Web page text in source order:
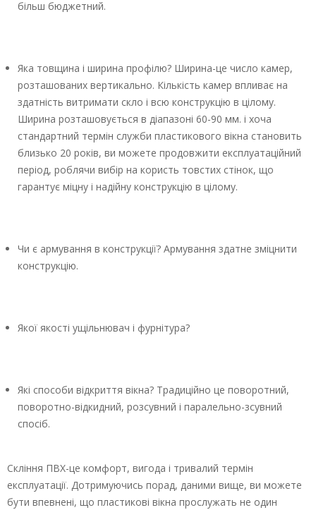
більш бюджетний.
Яка товщина і ширина профілю? Ширина-це число камер,
розташованих вертикально. Кількість камер впливає на
здатність витримати скло і всю конструкцію в цілому.
Ширина розташовується в діапазоні 60-90 мм. і хоча
стандартний термін служби пластикового вікна становить
близько 20 років, ви можете продовжити експлуатаційний
період, роблячи вибір на користь товстих стінок, що
гарантує міцну і надійну конструкцію в цілому.
Чи є армування в конструкції? Армування здатне зміцнити
конструкцію.
Якої якості ущільнювач і фурнітура?
Які способи відкриття вікна? Традиційно це поворотний,
поворотно-відкидний, розсувний і паралельно-зсувний
спосіб.
Скління ПВХ-це комфорт, вигода і тривалий термін
експлуатації. Дотримуючись порад, даними вище, ви можете
бути впевнені, що пластикові вікна прослужать не один